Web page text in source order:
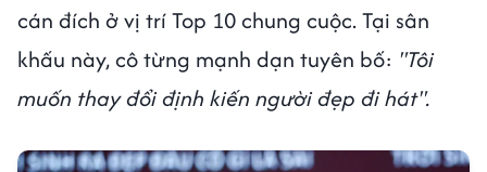
cán đích ở vị trí Top 10 chung cuộc. Tại sân
khấu này, cô từng mạnh dạn tuyên bố: "Tôi
muốn thay đổi định kiến người đẹp đi hát".